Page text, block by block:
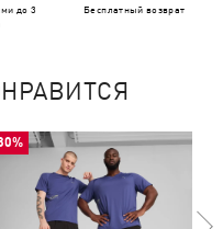
до 3
Бесплатный возврат